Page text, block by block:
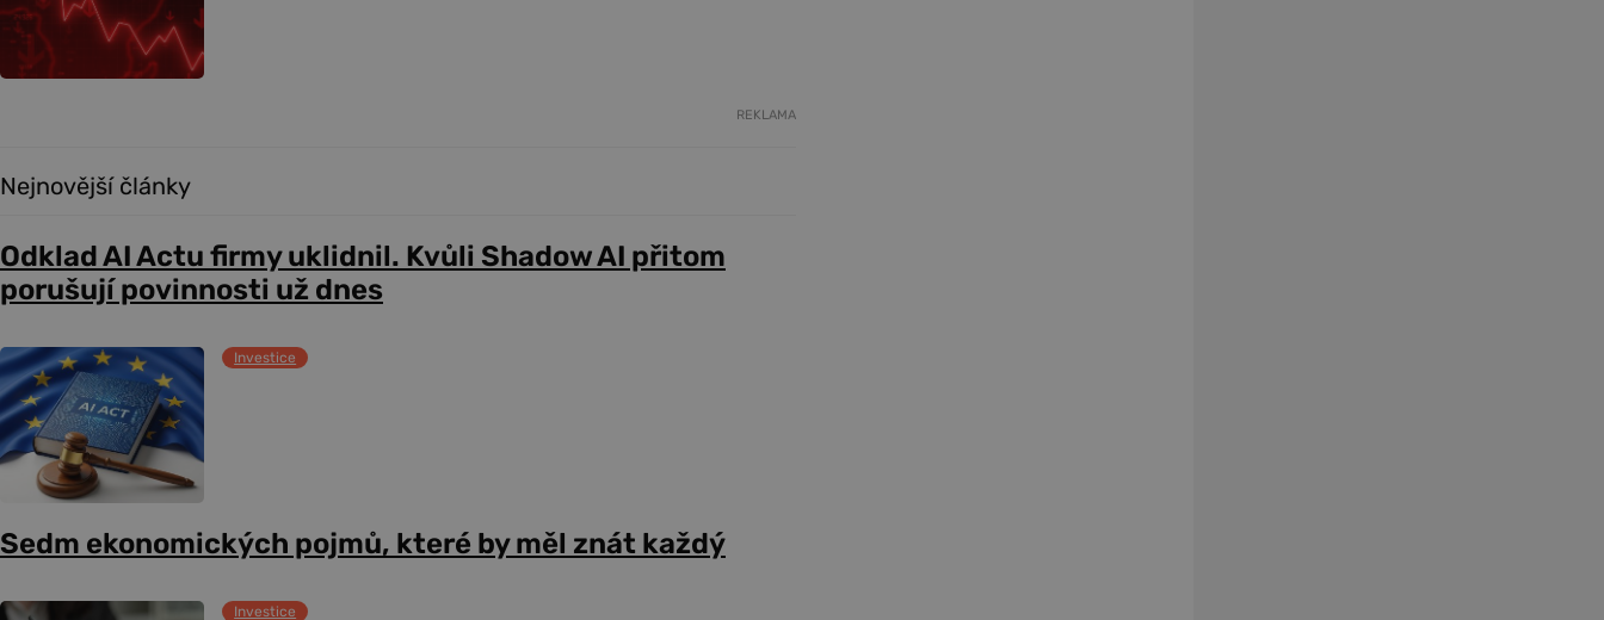
REKLAMA
Nejnovější články
Odklad AI Actu firmy uklidnil. Kvůli Shadow AI přitom
porušují povinnosti už dnes
Investice
Sedm ekonomických pojmů, které by měl znát každý
Investice